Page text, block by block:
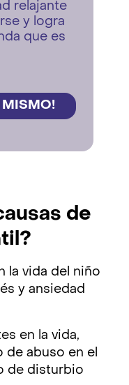
relajante
y logra
que es
MISMO!
de
la vida del niño
y ansiedad
en la vida,
de abuso en el
de disturbio